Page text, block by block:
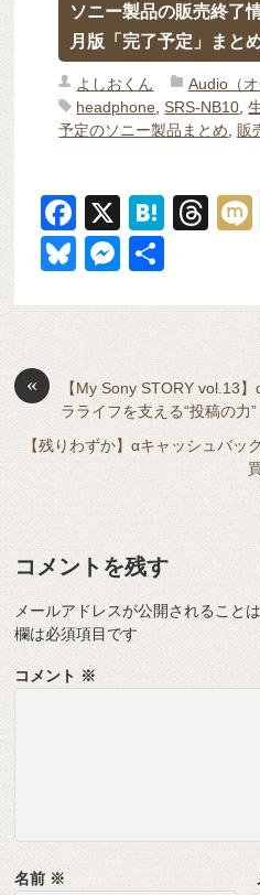
ソニー製品の販売終了
月版「完了予定」まと
よしおくん
Audio（オ
headphone ,SRS-NB10 ,
予定のソニー製品まとめ
販
F
a
c
e
o
o
k
X
H
n
T
a
s
Bl
y
M
n
g
er
«
【My Sony STORY vol.13
ラライフを支える“投稿の力”
【残りわずか】αキャッシュバッ
コメントを残す
メールアドレスが公開されること
欄は必須項目です
コメント ※
名前 ※